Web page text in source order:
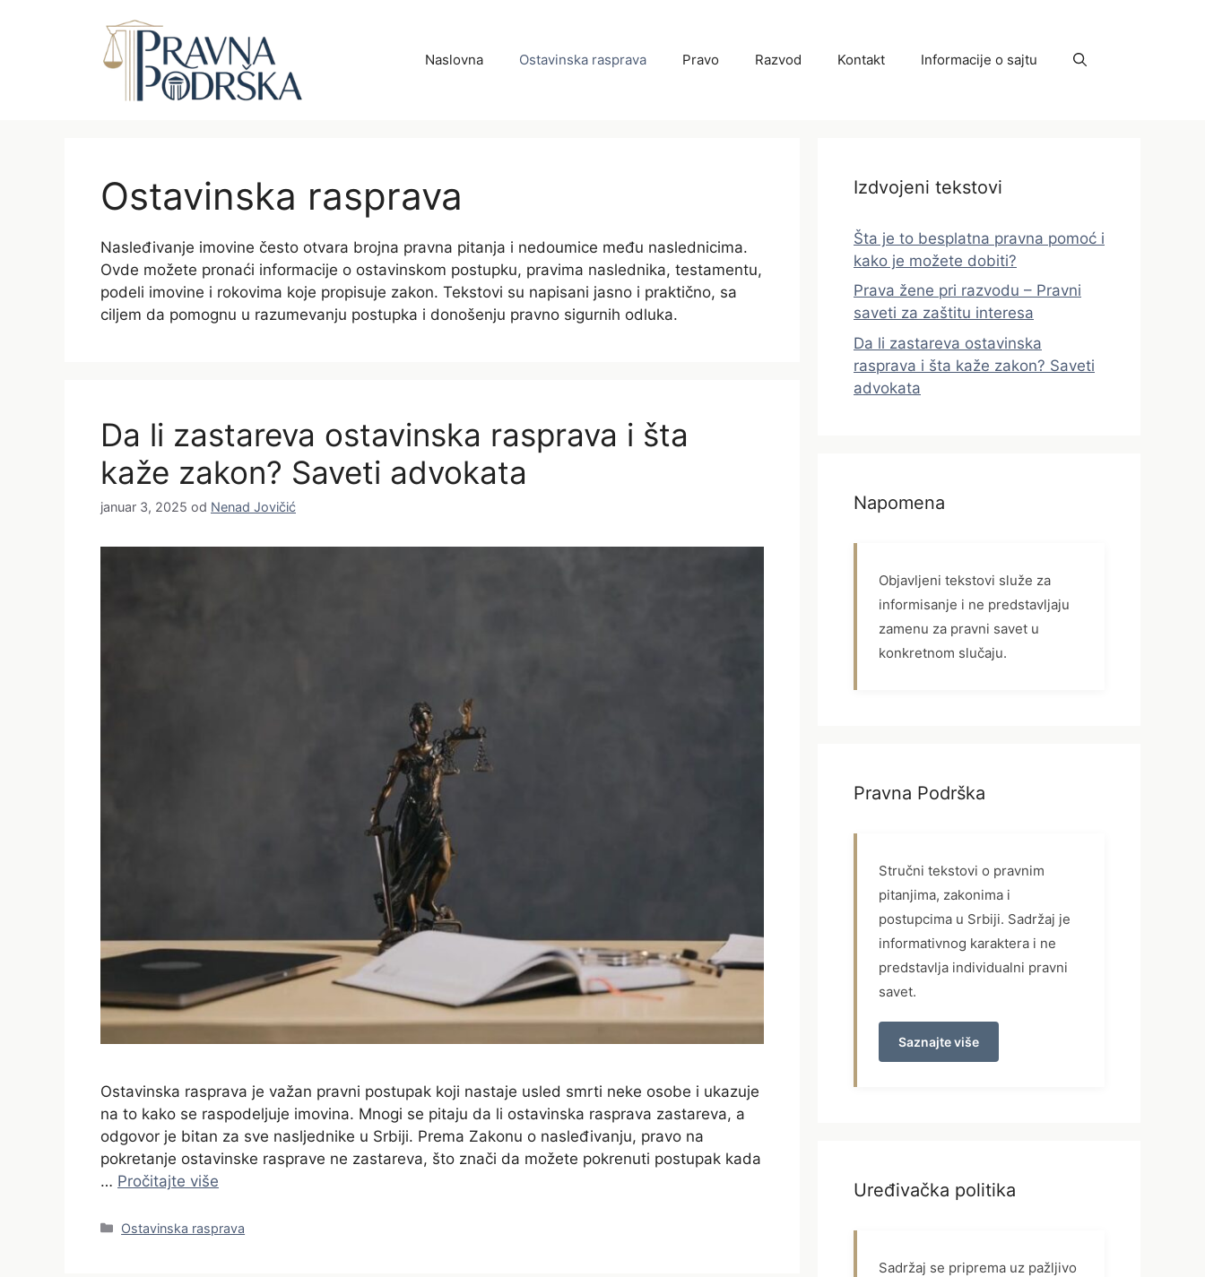
Naslovna Ostavinska rasprava Pravo Razvod Kontakt Informacije o sajtu
Ostavinska rasprava
Nasleđivanje imovine često otvara brojna pravna pitanja i nedoumice među naslednicima.
Ovde možete pronaći informacije o ostavinskom postupku, pravima naslednika, testamentu,
podeli imovine i rokovima koje propisuje zakon. Tekstovi su napisani jasno i praktično, sa
ciljem da pomognu u razumevanju postupka i donošenju pravno sigurnih odluka.
Da li zastareva ostavinska rasprava i šta
kaže zakon? Saveti advokata
januar 3, 2025 od Nenad Jovičić
Ostavinska rasprava je važan pravni postupak koji nastaje usled smrti neke osobe i ukazuje
na to kako se raspodeljuje imovina. Mnogi se pitaju da li ostavinska rasprava zastareva, a
odgovor je bitan za sve nasljednike u Srbiji. Prema Zakonu o nasleđivanju, pravo na
pokretanje ostavinske rasprave ne zastareva, što znači da možete pokrenuti postupak kada
… Pročitajte više
Categories
Ostavinska rasprava
Izdvojeni tekstovi
Šta je to besplatna pravna pomoć i
kako je možete dobiti?
Prava žene pri razvodu – Pravni
saveti za zaštitu interesa
Da li zastareva ostavinska
rasprava i šta kaže zakon? Saveti
advokata
Napomena
Objavljeni tekstovi služe za
informisanje i ne predstavljaju
zamenu za pravni savet u
konkretnom slučaju.
Pravna Podrška
Stručni tekstovi o pravnim
pitanjima, zakonima i
postupcima u Srbiji. Sadržaj je
informativnog karaktera i ne
predstavlja individualni pravni
savet.
Saznajte više
Uređivačka politika
Sadržaj se priprema uz pažljivo